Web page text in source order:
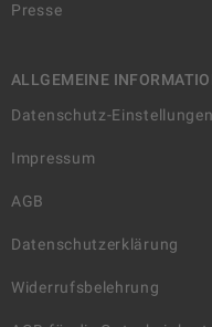
Presse
ALLGEMEINE
Datenschutz-Einstellungen
Impressum
AGB
Datenschutzerklärung
Widerrufsbelehrung